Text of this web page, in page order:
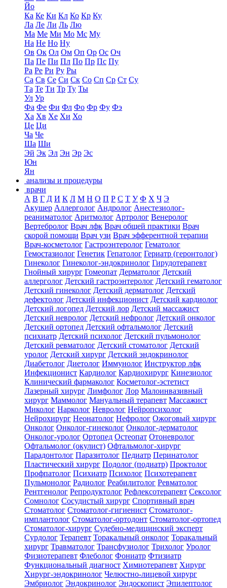
Йо
Ка Ке Ки Кл Ко Кр Ку
Ла Ле Ли Ль Лю
Ма Ме Ми Мо Мс Му
На Не Но Ну
Ов Ок Ол Ом Оп Ор Ос Оч
Па Пе Пи Пл По Пр Пс Пу
Ра Ре Ри Ру Ры
Са Св Се Си Ск Со Сп Ср Ст Су
Та Те Ти Тр Ту Ты
Ул Ур
Фа Фе Фи Фл Фо Фр Фу Фэ
Ха Хв Хе Хи Хо
Це Ци
Ча Че
Ша Ши
Эй Эк Эл Эн Эр Эс
Юн
Ян
анализы и процедуры
врачи
А В Г Д И К Л М Н О П Р С Т У Ф Х Ч Э
Акушер Аллерголог Андролог Анестезиолог-
реаниматолог Аритмолог Артролог Венеролог
Вертебролог Врач лфк Врач общей практики Врач
скорой помощи Врач узи Врач эфферентной терапии
Врач-косметолог Гастроэнтеролог Гематолог
Гемостазиолог Генетик Гепатолог Гериатр (геронтолог)
Гинеколог Гинеколог-эндокринолог Гирудотерапевт
Гнойный хирург Гомеопат Дерматолог Детский
аллерголог Детский гастроэнтеролог Детский гематолог
Детский гинеколог Детский дерматолог Детский
дефектолог Детский инфекционист Детский кардиолог
Детский логопед Детский лор Детский массажист
Детский невролог Детский нефролог Детский онколог
Детский ортопед Детский офтальмолог Детский
психиатр Детский психолог Детский пульмонолог
Детский ревматолог Детский стоматолог Детский
уролог Детский хирург Детский эндокринолог
Диабетолог Диетолог Иммунолог Инструктор лфк
Инфекционист Кардиолог Кардиохирург Кинезиолог
Клинический фармаколог Косметолог-эстетист
Лазерный хирург Лимфолог Лор Малоинвазивный
хирург Маммолог Мануальный терапевт Массажист
Миколог Нарколог Невролог Нейропсихолог
Нейрохирург Неонатолог Нефролог Ожоговый хирург
Онколог Онколог-гинеколог Онколог-дерматолог
Онколог-уролог Ортопед Остеопат Отоневролог
Офтальмолог (окулист) Офтальмолог-хирург
Парадонтолог Паразитолог Педиатр Перинатолог
Пластический хирург Подолог (подиатр) Проктолог
Профпатолог Психиатр Психолог Психотерапевт
Пульмонолог Радиолог Реабилитолог Ревматолог
Рентгенолог Репродуктолог Рефлексотерапевт Сексолог
Сомнолог Сосудистый хирург Спортивный врач
Стоматолог Стоматолог-гигиенист Стоматолог-
имплантолог Стоматолог-ортодонт Стоматолог-ортопед
Стоматолог-хирург Судебно-медицинский эксперт
Сурдолог Терапевт Торакальный онколог Торакальный
хирург Травматолог Трансфузиолог Трихолог Уролог
Физиотерапевт Флеболог Фониатр Фтизиатр
Функциональный диагност Химиотерапевт Хирург
Хирург-эндокринолог Челюстно-лицевой хирург
Эмбриолог Эндокринолог Эндоскопист Эпилептолог